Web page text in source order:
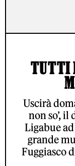
TUTTI
Uscirà
non so’,
Ligabue
grande
Fuggiasco